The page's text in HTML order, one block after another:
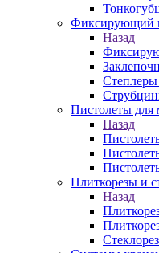
Фиксирующий
Назад
Пистолеты для
Назад
Плиткорезы и
Назад